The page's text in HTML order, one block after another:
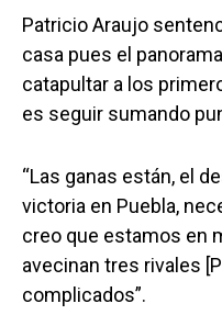
Patricio Araujo
casa pues el
catapultar a los
es seguir sumando
“Las ganas están, el
victoria en Puebla,
creo que estamos en
avecinan tres rivales
complicados”.